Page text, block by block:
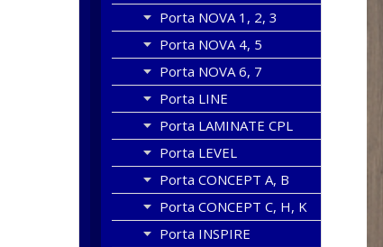
Porta NOVA 1, 2, 3
Porta NOVA 4, 5
Porta NOVA 6, 7
Porta LINE
Porta LAMINATE CPL
Porta LEVEL
Porta CONCEPT A, B
Porta CONCEPT C, H, K
Porta INSPIRE